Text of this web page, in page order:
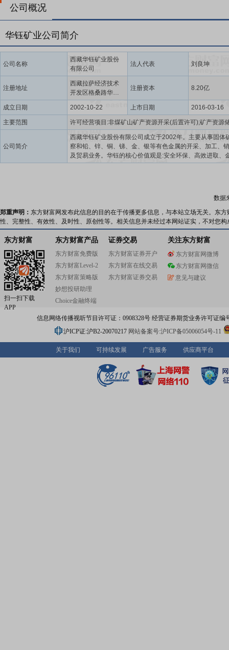
公司概况
华钰矿业公司简介
公司名称
西藏华钰矿业股份
有限公司
法人代表 刘良坤
注册地址
西藏拉萨经济技术
开发区格桑路华钰
大厦
注册资本 8.20亿
成立日期 2002-10-22 上市日期 2016-03-16
主要范围
公司简介
西藏华钰矿业股份有限公司成立于2002年。主要从事固体
察和铅、锌、铜、锑、金、银等有色金属的开采、加工、
及贸易业务。华钰的核心价值观是:安全环保、高效进取、
质、和谐共荣。华钰矿业于2008年成立党支部,2012年成
2016年3月16日,华钰矿业在上海证券交易所上市(股票简称
矿业,股票代码:601020),是西藏自治区第13家上市公司。
12月以来,华钰矿业积极响应国家“一带一路”倡议,相继成功
塔吉克斯坦国内最大国有企业“塔铝金业”50%权益、埃塞
格雷资源私人有限公司70%股权和贵州亚太矿业有限公司
集团矿业公司。
数据
郑重声明： 东方财富网发布此信息的目的在于传播更多信息，与本站立场无关。东
性、完整性、有效性、及时性、原创性等。相关信息并未经过本网站证实，不对您
东方财富
扫一扫下载
APP
东方财富产品
东方财富免费版
东方财富Level-2
东方财富策略版
妙想投研助理
Choice金融终端
证券交易
东方财富证券开户
东方财富在线交易
东方财富证券交易
关注东方财富
东方财富网微博
东方财富网微信
意见与建议
信息网络传播视听节目许可证：0908328号 经营证券期货业务许可证编
沪ICP证:沪B2-20070217 网站备案号:沪ICP备05006054号-11
关于我们 可持续发展 广告服务 供应商平台